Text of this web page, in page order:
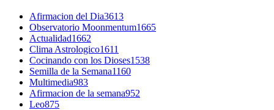
Afirmacion del Dia3613
Observatorio Moonmentum1665
Actualidad1662
Clima Astrologico1611
Cocinando con los Dioses1538
Semilla de la Semana1160
Multimedia983
Afirmacion de la semana952
Leo875